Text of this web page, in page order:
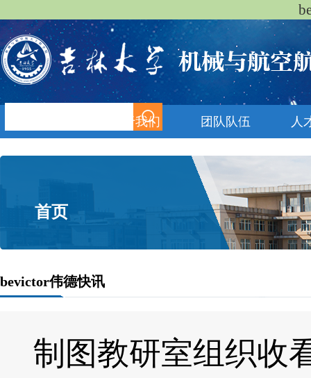
关于我们 团队队伍 人
首页
bevictor伟德快讯
制图教研室组织收